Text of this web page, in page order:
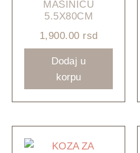
MAŠINICU
5.5X80CM
1,900.00 rsd
Dodaj u
korpu